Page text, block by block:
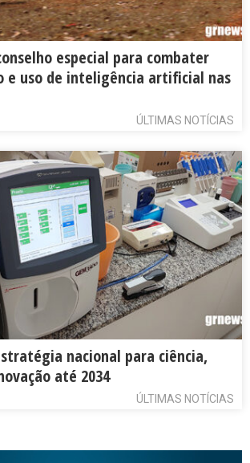
especial para combater
e uso de inteligência artificial nas
ÚLTIMAS NOTÍCIAS
nacional para ciência,
até 2034
ÚLTIMAS NOTÍCIAS